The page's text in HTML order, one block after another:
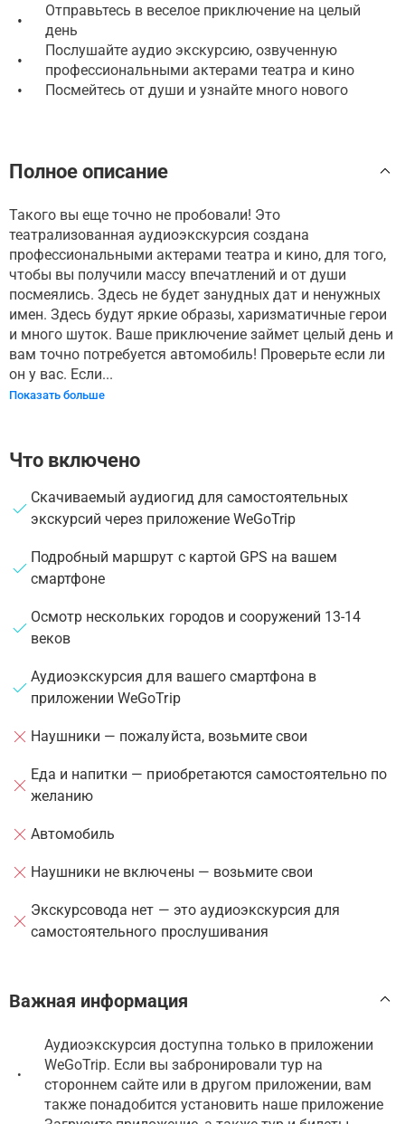
•
Отправьтесь в веселое приключение на целый
день
•
Послушайте аудио экскурсию, озвученную
профессиональными актерами театра и кино
• Посмейтесь от души и узнайте много нового
Полное описание
Такого вы еще точно не пробовали! Это
театрализованная аудиоэкскурсия создана
профессиональными актерами театра и кино, для того,
чтобы вы получили массу впечатлений и от души
посмеялись. Здесь не будет занудных дат и ненужных
имен. Здесь будут яркие образы, харизматичные герои
и много шуток. Ваше приключение займет целый день и
вам точно потребуется автомобиль! Проверьте если ли
он у вас. Если...
Показать больше
Что включено
Скачиваемый аудиогид для самостоятельных
экскурсий через приложение WeGoTrip
Подробный маршрут с картой GPS на вашем
смартфоне
Осмотр нескольких городов и сооружений 13-14
веков
Аудиоэкскурсия для вашего смартфона в
приложении WeGoTrip
Наушники — пожалуйста, возьмите свои
Еда и напитки — приобретаются самостоятельно по
желанию
Автомобиль
Наушники не включены — возьмите свои
Экскурсовода нет — это аудиоэкскурсия для
самостоятельного прослушивания
Важная информация
•
Аудиоэкскурсия доступна только в приложении
WeGoTrip. Если вы забронировали тур на
стороннем сайте или в другом приложении, вам
также понадобится установить наше приложение